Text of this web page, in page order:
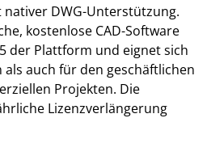
DWG-Unterstützung.
kostenlose CAD-Software
der Plattform und eignet sich
auch für den geschäftlichen
Projekten. Die
Lizenzverlängerung